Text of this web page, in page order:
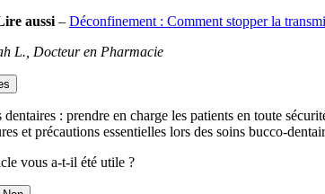
aussi– Déconfinement : Comment stopper la
L., Docteur en Pharmacie
dentaires : prendre en charge les patients en toute
et précautions essentielles lors des soins bucco-
vous a-t-il été utile ?